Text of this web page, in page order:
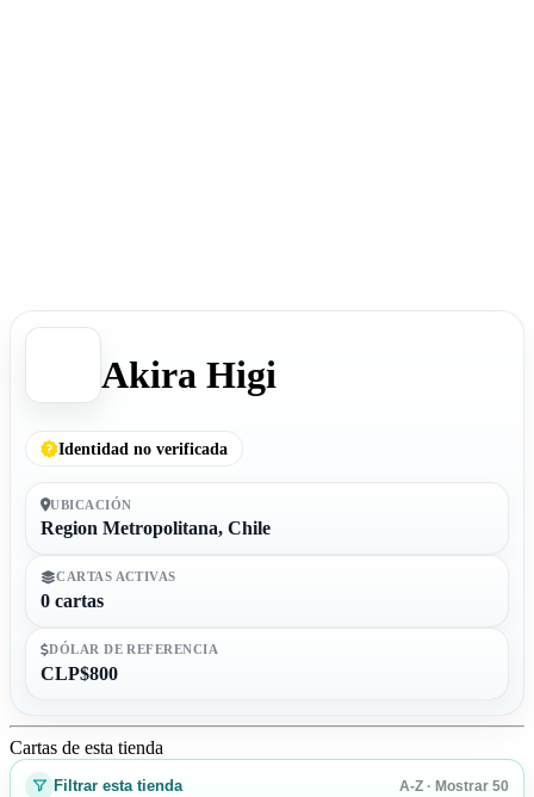
Akira Higi
Identidad no verificada
UBICACIÓN
Region Metropolitana, Chile
CARTAS ACTIVAS
0 cartas
DÓLAR DE REFERENCIA
CLP$800
Cartas de esta tienda
Filtrar esta tienda A-Z · Mostrar 50